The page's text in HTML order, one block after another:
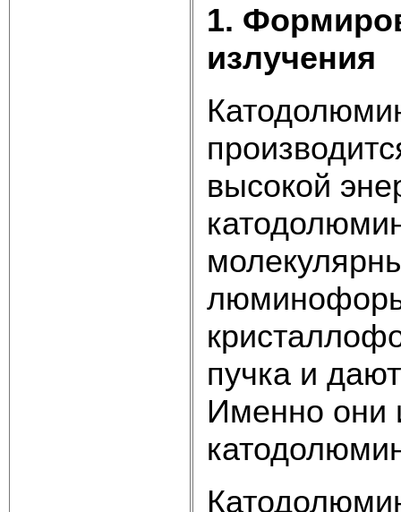
1.
излучения
высокой
пучка и
Именно они